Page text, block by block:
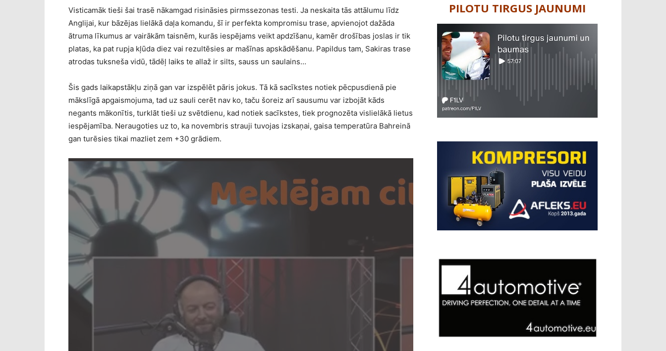
Visticamāk tieši šai trasē nākamgad risināsies pirmssezonas testi. Ja neskaita tās attālumu līdz
Anglijai, kur bāzējas lielākā daļa komandu, šī ir perfekta kompromisu trase, apvienojot dažāda
ātruma līkumus ar vairākām taisnēm, kurās iespējams veikt apdzīšanu, kamēr drošības joslas ir tik
platas, ka pat rupja kļūda diez vai rezultēsies ar mašīnas apskādēšanu. Papildus tam, Sakiras trase
atrodas tuksneša vidū, tādēļ laiks te allaž ir silts, sauss un saulains…
Šis gads laikapstākļu ziņā gan var izspēlēt pāris jokus. Tā kā sacīkstes notiek pēcpusdienā pie
mākslīgā apgaismojuma, tad uz sauli cerēt nav ko, taču šoreiz arī sausumu var izbojāt kāds
negants mākonītis, turklāt tieši uz svētdienu, kad notiek sacīkstes, tiek prognozēta vislielākā lietus
iespējamība. Neraugoties uz to, ka novembris strauji tuvojas izskaņai, gaisa temperatūra Bahreinā
gan turēsies tikai mazliet zem +30 grādiem.
PILOTU TIRGUS JAUNUMI